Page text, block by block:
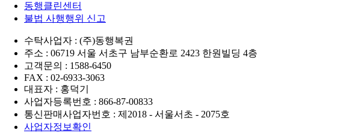
동행클린센터
불법 사행행위 신고
수탁사업자 : (주)동행복권
주소 : 06719 서울 서초구 남부순환로 2423 한원빌딩 4층
고객문의 : 1588-6450
FAX : 02-6933-3063
대표자 : 홍덕기
사업자등록번호 : 866-87-00833
통신판매사업자번호 : 제2018 - 서울서초 - 2075호
사업자정보확인